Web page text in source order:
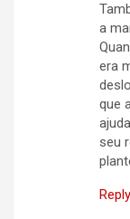
a
era
que
seu
Reply